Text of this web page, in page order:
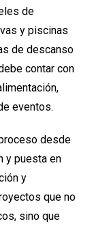
de
y piscinas
de descanso
contar con
eventos.
desde
y puesta en
y
que no
sino que